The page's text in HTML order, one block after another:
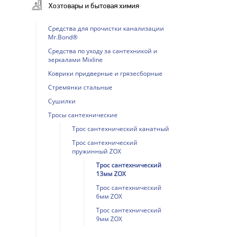
Хозтовары и бытовая химия
Cредства для прочистки канализации
Mr.Bond®
Cредства по уходу за сантехникой и
зеркалами Mixline
Коврики придверные и грязесборные
Стремянки стальные
Сушилки
Тросы сантехнические
Трос сантехнический канатный
Трос сантехнический
пружинный ZOX
Трос сантехнический
13мм ZOX
Трос сантехнический
6мм ZOX
Трос сантехнический
9мм ZOX